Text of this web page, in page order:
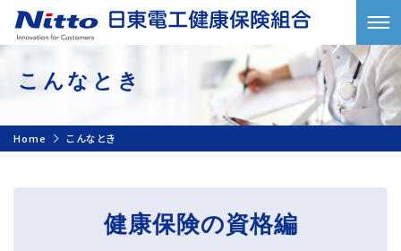
こんなとき
Home こんなとき
健康保険の資格編